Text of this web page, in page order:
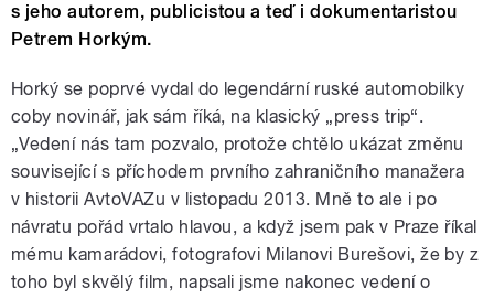
s jeho autorem, publicistou a teď i dokumentaristou
Petrem Horkým.
Horký se poprvé vydal do legendární ruské automobilky
coby novinář, jak sám říká, na klasický „press trip“.
„Vedení nás tam pozvalo, protože chtělo ukázat změnu
související s příchodem prvního zahraničního manažera
v historii AvtoVAZu v listopadu 2013. Mně to ale i po
návratu pořád vrtalo hlavou, a když jsem pak v Praze říkal
mému kamarádovi, fotografovi Milanovi Burešovi, že by z
toho byl skvělý film, napsali jsme nakonec vedení o